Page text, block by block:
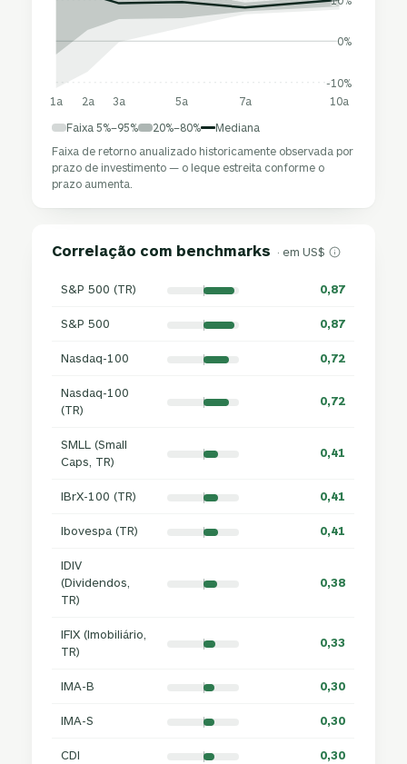
-10%
0%
1a 2a 3a 5a 7a 10a
Faixa 5%–95% 20%–80%
Mediana
Faixa de retorno anualizado historicamente observada por
prazo de investimento — o leque estreita conforme o
prazo aumenta.
Correlação com benchmarks · em US$
S&P 500 (TR) 0,87
S&P 500 0,87
Nasdaq-100 0,72
Nasdaq-100
(TR)
0,72
SMLL (Small
Caps, TR)
0,41
IBrX-100 (TR) 0,41
Ibovespa (TR) 0,41
IDIV
(Dividendos,
TR)
0,38
IFIX (Imobiliário,
TR)
0,33
IMA-B 0,30
IMA-S 0,30
CDI 0,30